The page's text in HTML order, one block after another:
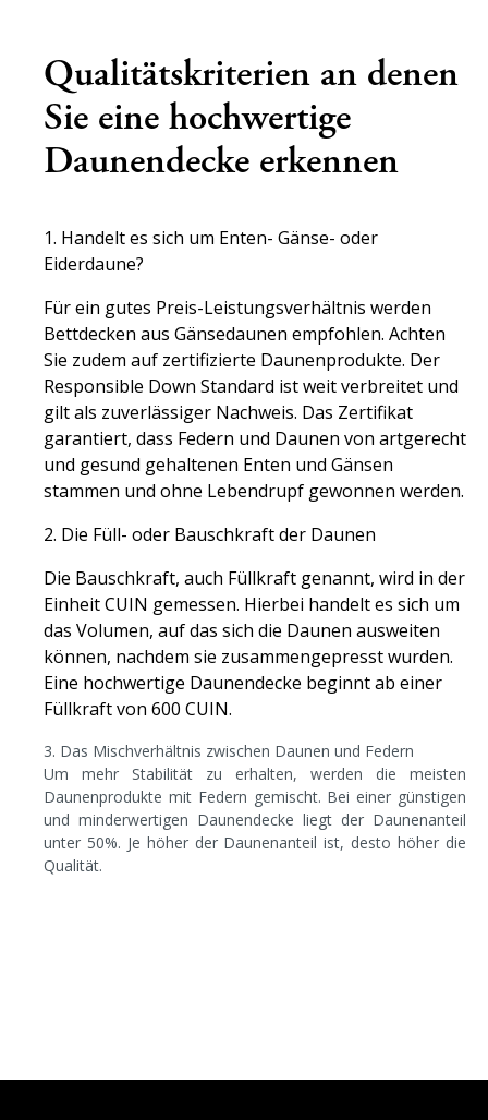
Qualitätskriterien an denen
Sie eine hochwertige
Daunendecke erkennen
1. Handelt es sich um Enten- Gänse- oder
Eiderdaune?
Für ein gutes Preis-Leistungsverhältnis werden
Bettdecken aus Gänsedaunen empfohlen. Achten
Sie zudem auf zertifizierte Daunenprodukte. Der
Responsible Down Standard ist weit verbreitet und
gilt als zuverlässiger Nachweis. Das Zertifikat
garantiert, dass Federn und Daunen von artgerecht
und gesund gehaltenen Enten und Gänsen
stammen und ohne Lebendrupf gewonnen werden.
2. Die Füll- oder Bauschkraft der Daunen
Die Bauschkraft, auch Füllkraft genannt, wird in der
Einheit CUIN gemessen. Hierbei handelt es sich um
das Volumen, auf das sich die Daunen ausweiten
können, nachdem sie zusammengepresst wurden.
Eine hochwertige Daunendecke beginnt ab einer
Füllkraft von 600 CUIN.
3. Das Mischverhältnis zwischen Daunen und Federn
Um mehr Stabilität zu erhalten, werden die meisten
Daunenprodukte mit Federn gemischt. Bei einer günstigen
und minderwertigen Daunendecke liegt der Daunenanteil
unter 50%. Je höher der Daunenanteil ist, desto höher die
Qualität.